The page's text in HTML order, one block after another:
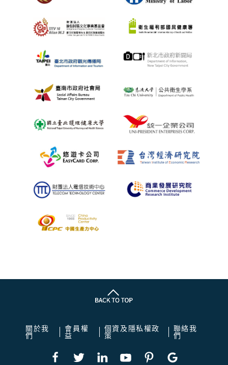
關於我
們
會員權
益
個資及隱私權政
策
聯絡我
們